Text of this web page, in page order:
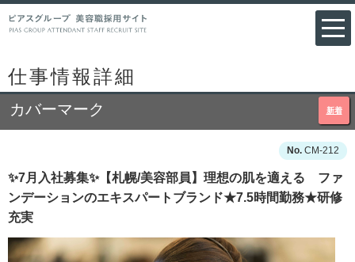
仕事情報詳細
新着
カバーマーク
CM-212
✨7月入社募集✨【札幌/美容部員】理想の肌を適える ファ
ンデーションのエキスパートブランド★7.5時間勤務★研修
充実